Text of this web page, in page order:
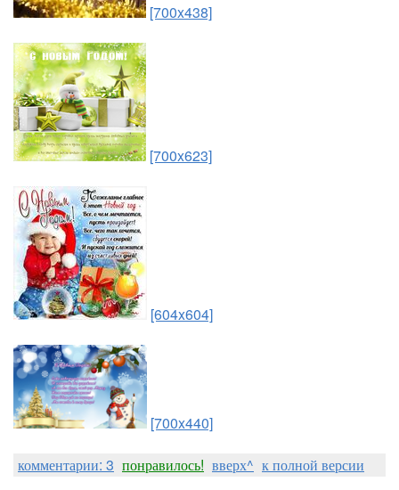
[700x438]
[700x623]
[604x604]
[700x440]
комментарии: 3 понравилось! вверх^ к полной версии